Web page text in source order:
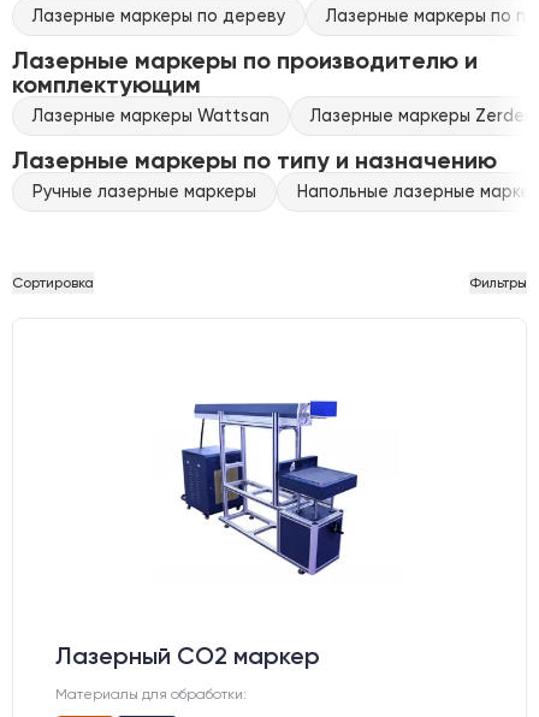
Лазерные маркеры по дереву Лазерные маркеры по
Лазерные маркеры по производителю и
комплектующим
Лазерные маркеры Wattsan Лазерные маркеры Zerder
Лазерные маркеры по типу и назначению
Ручные лазерные маркеры Напольные лазерные
Сортировка Фильтры
Лазерный СО2 маркер
Материалы для обработки: